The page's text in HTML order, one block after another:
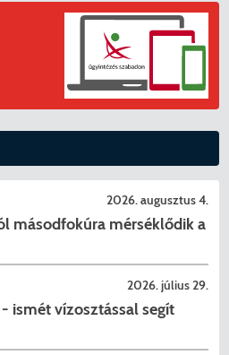
2026. augusztus 4.
másodfokúra mérséklődik a
2026. július 29.
ismét vízosztással segít